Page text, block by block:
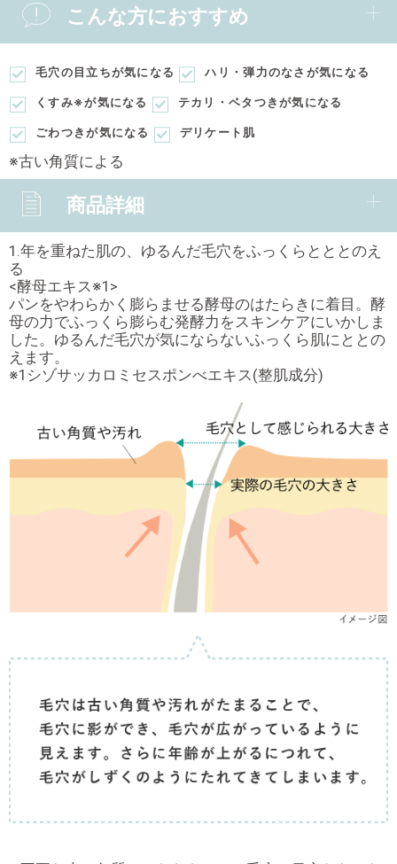
こんな方におすすめ
毛穴の目立ちが気になる ハリ・弾力のなさが気になる
くすみ※が気になる テカリ・ベタつきが気になる
ごわつきが気になる デリケート肌
※古い角質による
商品詳細
1.年を重ねた肌の、ゆるんだ毛穴をふっくらとととのえ
る
<酵母エキス※1>
パンをやわらかく膨らませる酵母のはたらきに着目。酵
母の力でふっくら膨らむ発酵力をスキンケアにいかしま
した。ゆるんだ毛穴が気にならないふっくら肌にととの
えます。
※1シゾサッカロミセスポンべエキス(整肌成分)